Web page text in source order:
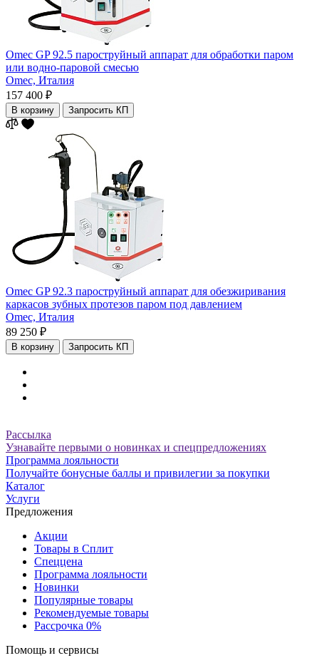
Omec GP 92.5 пароструйный аппарат для обработки паром
или водно-паровой смесью
Omec, Италия
157 400 ₽
В корзину Запросить КП
Omec GP 92.3 пароструйный аппарат для обезжиривания
каркасов зубных протезов паром под давлением
Omec, Италия
89 250 ₽
В корзину Запросить КП
Рассылка
Узнавайте первыми о новинках и спецпредложениях
Программа лояльности
Получайте бонусные баллы и привилегии за покупки
Каталог
Услуги
Предложения
Акции
Товары в Сплит
Спеццена
Программа лояльности
Новинки
Популярные товары
Рекомендуемые товары
Рассрочка 0%
Помощь и сервисы